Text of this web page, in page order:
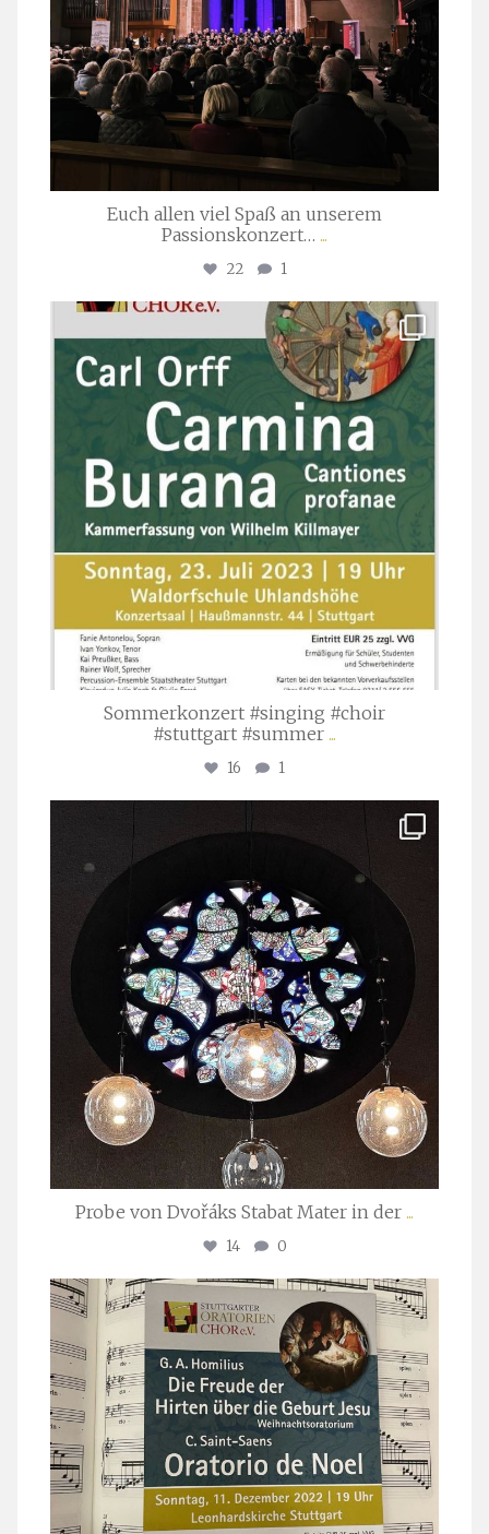
Euch allen viel Spaß an unserem
Passionskonzert… ...
22 1
stuttgarter_oratorienchor
Juli 22
Sommerkonzert #singing #choir
#stuttgart #summer ...
16 1
Apr. 1
Probe von Dvořáks Stabat Mater in der ...
14 0
stuttgarter_oratorienchor
Nov. 29